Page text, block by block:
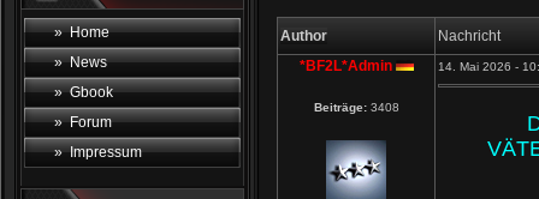
» Home
» News
» Gbook
» Forum
» Impressum
Author
Nachricht
*BF2L*Admin
Beiträge:3408
14. Mai 2026 -